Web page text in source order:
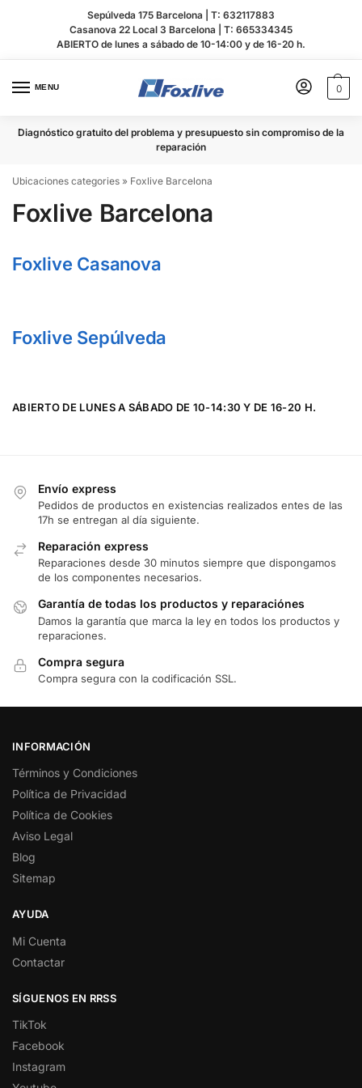
Sepúlveda 175 Barcelona | T: 632117883
Casanova 22 Local 3 Barcelona | T: 665334345
ABIERTO de lunes a sábado de 10-14:00 y de 16-20 h.
MENU 0
Diagnóstico gratuito del problema y presupuesto sin compromiso de la
reparación
Ubicaciones categories » Foxlive Barcelona
Foxlive Barcelona
Foxlive Casanova
Foxlive Sepúlveda
ABIERTO DE LUNES A SÁBADO DE 10-14:30 Y DE 16-20 H.
Envío express
Pedidos de productos en existencias realizados entes de las
17h se entregan al día siguiente.
Reparación express
Reparaciones desde 30 minutos siempre que dispongamos
de los componentes necesarios.
Garantía de todas los productos y reparaciónes
Damos la garantía que marca la ley en todos los productos y
reparaciones.
Compra segura
Compra segura con la codificación SSL.
INFORMACIÓN
Términos y Condiciones
Política de Privacidad
Política de Cookies
Aviso Legal
Blog
Sitemap
AYUDA
Mi Cuenta
Contactar
SÍGUENOS EN RRSS
TikTok
Facebook
Instagram